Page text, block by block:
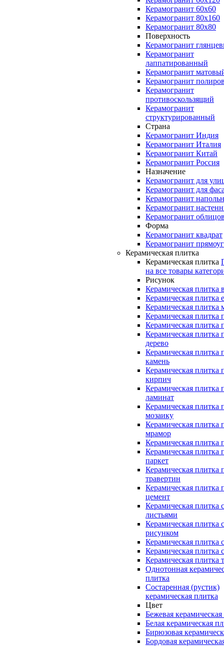
Керамогранит 60x60
Керамогранит 80x160
Керамогранит 80x80
Поверхность
Керамогранит
Керамогранит
лаппатированный
Керамогранит
Керамогранит
Керамогранит
противоскользящий
Керамогранит
структурированный
Страна
Керамогранит Индия
Керамогранит Италия
Керамогранит Китай
Керамогранит Россия
Назначение
Керамогранит для
Керамогранит для
Керамогранит
Керамогранит
Керамогранит
Форма
Керамогранит квадрат
Керамогранит
Керамическая плитка
Керамическая плитка
на все товары
Рисунок
Керамическая плитка
Керамическая плитка
Керамическая плитка
Керамическая плитка
Керамическая плитка
Керамическая плитка
дерево
Керамическая плитка
камень
Керамическая плитка
кирпич
Керамическая плитка
ламинат
Керамическая плитка
мозаику
Керамическая плитка
мрамор
Керамическая плитка
Керамическая плитка
паркет
Керамическая плитка
травертин
Керамическая плитка
цемент
Керамическая плитка с
листьями
Керамическая плитка с
рисунком
Керамическая плитка
Керамическая плитка
Керамическая плитка
Однотонная
плитка
Состаренная (рустик)
керамическая плитка
Цвет
Бежевая
Белая керамическая
Бирюзовая
Бордовая